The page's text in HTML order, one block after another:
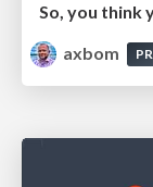
So, you think
axbom